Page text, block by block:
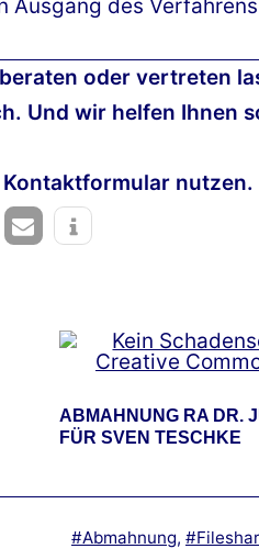
Ausgang des
oder vertreten
Und wir helfen Ihnen
nutzen.
ABMAHNUNG RA DR.
FÜR SVEN TESCHKE
Verschlagwortet
Abmahnung,